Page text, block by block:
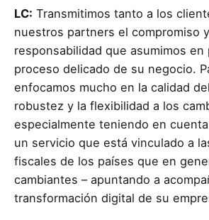
LC: Transmitimos tanto a los
nuestros partners el compromiso
responsabilidad que asumimos
proceso delicado de su negocio.
enfocamos mucho en la calidad
robustez y la flexibilidad a los
especialmente teniendo en
un servicio que está vinculado a
fiscales de los países que en
cambiantes – apuntando a
transformación digital de su